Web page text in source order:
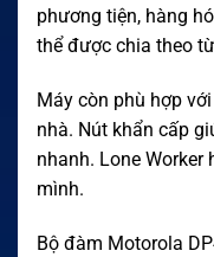
phương tiện, hàng
thể được chia theo
Máy còn phù hợp
nhà. Nút khẩn cấp
nhanh. Lone
mình.
Bộ đàm Motorola